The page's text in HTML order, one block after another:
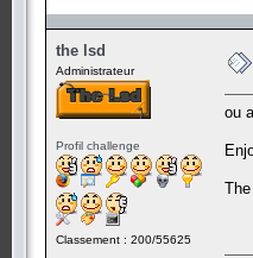
the lsd
Administrateur
Profil challenge
Classement : 200/55625
ou